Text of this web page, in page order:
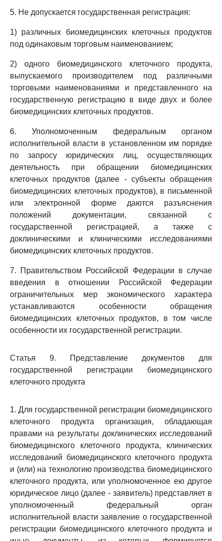
5. Не допускается государственная регистрация:
1) различных биомедицинских клеточных продуктов
под одинаковым торговым наименованием;
2) одного биомедицинского клеточного продукта,
выпускаемого производителем под различными
торговыми наименованиями и представленного на
государственную регистрацию в виде двух и более
биомедицинских клеточных продуктов.
6. Уполномоченным федеральным органом
исполнительной власти в установленном им порядке
по запросу юридических лиц, осуществляющих
деятельность при обращении биомедицинских
клеточных продуктов (далее - субъекты обращения
биомедицинских клеточных продуктов), в письменной
или электронной форме даются разъяснения
положений документации, связанной с
государственной регистрацией, а также с
доклиническими и клиническими исследованиями
биомедицинских клеточных продуктов.
7. Правительством Российской Федерации в случае
введения в отношении Российской Федерации
ограничительных мер экономического характера
устанавливаются особенности обращения
биомедицинских клеточных продуктов, в том числе
особенности их государственной регистрации.
Статья 9. Представление документов для
государственной регистрации биомедицинского
клеточного продукта
1. Для государственной регистрации биомедицинского
клеточного продукта организация, обладающая
правами на результаты доклинических исследований
биомедицинского клеточного продукта, клинических
исследований биомедицинского клеточного продукта
и (или) на технологию производства биомедицинского
клеточного продукта, или уполномоченное ею другое
юридическое лицо (далее - заявитель) представляет в
уполномоченный федеральный орган
исполнительной власти заявление о государственной
регистрации биомедицинского клеточного продукта и